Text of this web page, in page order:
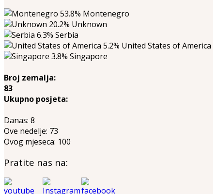
53.8% Montenegro
20.2% Unknown
6.3% Serbia
5.2% United States of America
3.8% Singapore
Broj zemalja:
83
Ukupno posjeta:
Danas: 8
Ove nedelje: 73
Ovog mjeseca: 100
Pratite nas na: